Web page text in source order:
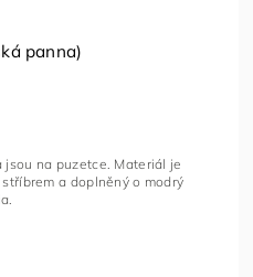
panna)
na puzetce. Materiál je
a doplněný o modrý